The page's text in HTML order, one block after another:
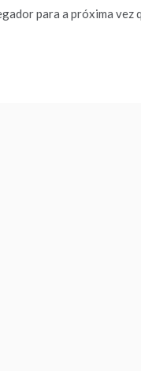
para a próxima vez